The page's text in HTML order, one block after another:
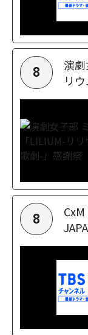
8
演
リ
8